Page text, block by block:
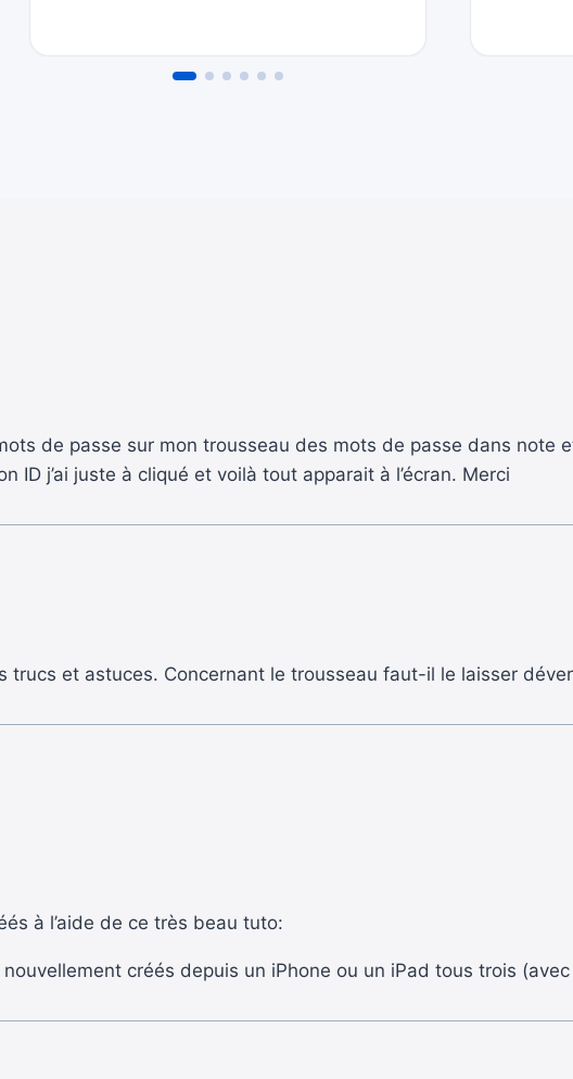
de passe sur mon trousseau des mots de passe dans note
ID j’ai juste à cliqué et voilà tout apparait à l’écran. Merci
trucs et astuces. Concernant le trousseau faut-il le laisser
à l’aide de ce très beau tuto:
créés depuis un iPhone ou un iPad tous trois